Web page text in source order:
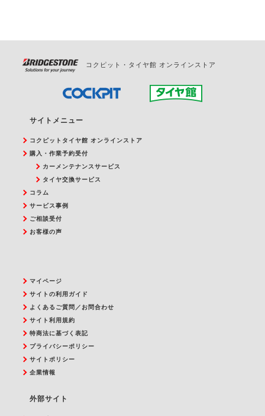
コクピット・タイヤ館 オンラインストア
サイトメニュー
コクピットタイヤ館 オンラインストア
購入・作業予約受付
カーメンテナンスサービス
タイヤ交換サービス
コラム
サービス事例
ご相談受付
お客様の声
マイページ
サイトの利用ガイド
よくあるご質問／お問合わせ
サイト利用規約
特商法に基づく表記
プライバシーポリシー
サイトポリシー
企業情報
外部サイト